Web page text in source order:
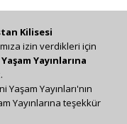
Kilisesi
izin verdikleri için
Yayınlarına
Yaşam Yayınları'nın
Yayınlarına teşekkür